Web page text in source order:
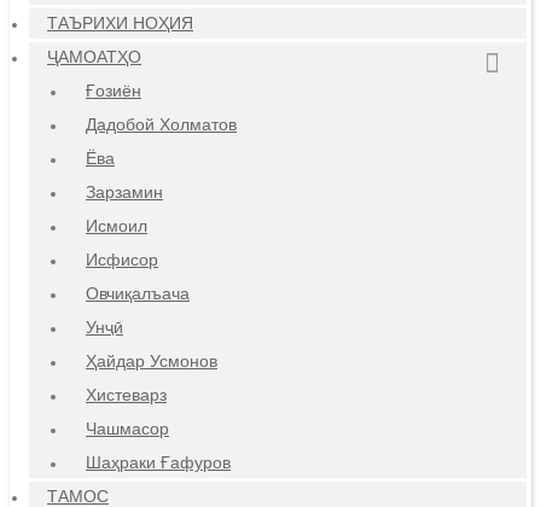
ТАЪРИХИ НОҲИЯ
ҶАМОАТҲО
Ғозиён
Дадобой Холматов
Ёва
Зарзамин
Исмоил
Исфисор
Овчиқалъача
Унҷӣ
Ҳайдар Усмонов
Хистеварз
Чашмасор
Шаҳраки Ғафуров
ТАМОС